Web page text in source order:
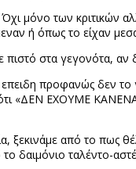
Όχι μόνο των
ή όπως το είχαν
πιστό στα γεγονότα,
προφανώς δεν το
«ΔΕΝ ΕΧΟΥΜΕ
ξεκινάμε από το πως
ταλέντο-